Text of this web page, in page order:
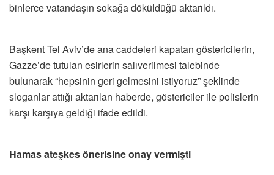
binlerce vatandaşın sokağa döküldüğü aktarıldı.
Başkent Tel Aviv’de ana caddeleri kapatan göstericilerin,
Gazze’de tutulan esirlerin salıverilmesi talebinde
bulunarak “hepsinin geri gelmesini istiyoruz” şeklinde
sloganlar attığı aktarılan haberde, göstericiler ile polislerin
karşı karşıya geldiği ifade edildi.
Hamas ateşkes önerisine onay vermişti